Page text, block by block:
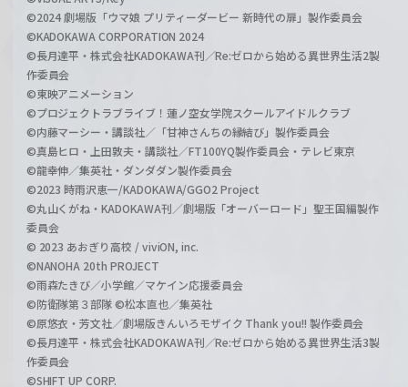
©2024 劇場版「ウマ娘 プリティーダービー 新時代の扉」製作委員会
©KADOKAWA CORPORATION 2024
©長月達平・株式会社KADOKAWA刊／Re:ゼロから始める異世界生活2製
作委員会
©東映アニメーション
©プロジェクトラブライブ！蓮ノ空女学院スクールアイドルクラブ
©内藤マーシー・講談社／「甘神さんちの縁結び」製作委員会
©真島ヒロ・上田敦夫・講談社／FT100YQ製作委員会・テレビ東京
©龍幸伸／集英社・ダンダダン製作委員会
©2023 時雨沢恵一/KADOKAWA/GGO2 Project
©丸山くがね・KADOKAWA刊／劇場版「オーバーロード」聖王国編製作
委員会
© 2023 あおぎり高校 / viviON, inc.
©NANOHA 20th PROJECT
©雨森たきび／小学館／マケイン応援委員会
©防衛隊第３部隊 ©松本直也／集英社
©原悠衣・芳文社／劇場版きんいろモザイク Thank you!! 製作委員会
©長月達平・株式会社KADOKAWA刊／Re:ゼロから始める異世界生活3製
作委員会
©SHIFT UP CORP.